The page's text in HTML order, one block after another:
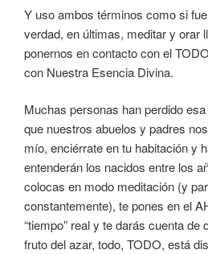
Y uso ambos términos como si
verdad, en últimas, meditar y orar
ponernos en contacto con el
con Nuestra Esencia Divina.
Muchas personas han perdido
que nuestros abuelos y padres
mío, enciérrate en tu habitación y
entenderán los nacidos entre los
colocas en modo meditación (y
constantemente), te pones en el
“tiempo” real y te darás cuenta de
fruto del azar, todo, TODO, está